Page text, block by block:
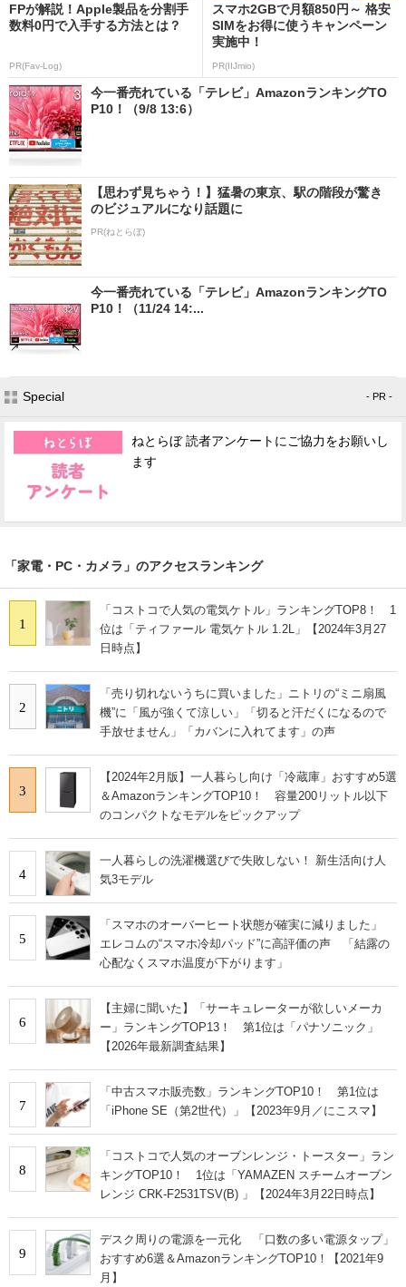
FPが解説！Apple製品を分割手
数料0円で入手する方法とは？
PR(Fav-Log)
スマホ2GBで月額850円～ 格安
SIMをお得に使うキャンペーン
実施中！
PR(IIJmio)
今一番売れている「テレビ」AmazonランキングTO
P10！（9/8 13:6）
【思わず見ちゃう！】猛暑の東京、駅の階段が驚き
のビジュアルになり話題に
PR(ねとらぼ)
今一番売れている「テレビ」AmazonランキングTO
P10！（11/24 14:...
Special - PR -
ねとらぼ 読者アンケートにご協力をお願いし
ます
「家電・PC・カメラ」のアクセスランキング
1
「コストコで人気の電気ケトル」ランキングTOP8！ 1
位は「ティファール 電気ケトル 1.2L」【2024年3月27
日時点】
2
「売り切れないうちに買いました」ニトリの“ミニ扇風
機”に「風が強くて涼しい」「切ると汗だくになるので
手放せません」「カバンに入れてます」の声
3
【2024年2月版】一人暮らし向け「冷蔵庫」おすすめ5選
＆AmazonランキングTOP10！ 容量200リットル以下
のコンパクトなモデルをピックアップ
4
一人暮らしの洗濯機選びで失敗しない！ 新生活向け人
気3モデル
5
「スマホのオーバーヒート状態が確実に減りました」
エレコムの“スマホ冷却パッド”に高評価の声 「結露の
心配なくスマホ温度が下がります」
6
【主婦に聞いた】「サーキュレーターが欲しいメーカ
ー」ランキングTOP13！ 第1位は「パナソニック」
【2026年最新調査結果】
7
「中古スマホ販売数」ランキングTOP10！ 第1位は
「iPhone SE（第2世代）」【2023年9月／にこスマ】
8
「コストコで人気のオーブンレンジ・トースター」ラン
キングTOP10！ 1位は「YAMAZEN スチームオーブン
レンジ CRK-F2531TSV(B) 」【2024年3月22日時点】
9
デスク周りの電源を一元化 「口数の多い電源タップ」
おすすめ6選＆AmazonランキングTOP10！【2021年9
月】